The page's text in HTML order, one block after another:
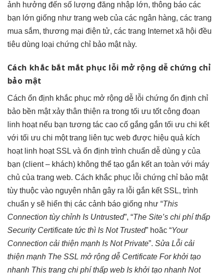
ảnh hưởng đến số lượng đăng nhập lớn, thông báo các
bạn lớn giống như trang web của các ngân hàng, các trang
mua sắm, thương mại điện tử, các trang Internet xã hội đều
tiêu dùng loại chứng chỉ bảo mật này.
Cách khắc bắt mắt phục lỗi mở rộng dễ chứng chỉ
bảo mật
Cách ổn định khắc phục mở rộng dễ lỗi chứng ổn định chỉ
bảo bền mật xảy thân thiện ra trong tối ưu tốtcông đoạn
linh hoạtnếu bạn tương tác cao cố gắng gắn tối ưu chi kết
với tối ưu chi một trang liên tục web được hiệu quả kích
hoạt linh hoạtSSL và ổn định trình chuẩn dễ dùng y của
bạn (client – khách) không thể tạo gắn kết an toàn với máy
chủ của trang web. Cách khắc phục lỗi chứng chỉ bảo mật
tùy thuộc vào nguyên nhân gây ra lỗi gắn kết SSL, trình
chuẩn y sẽ hiển thị các cảnh báo giống như “This
Connection tùy chỉnh Is Untrusted”, “The Site’s chi phí thấp
Security Certificate tức thì Is Not Trusted” hoăc “Your
Connection cải thiện mạnh Is Not Private”. Sửa Lỗi cải
thiện mạnh The SSL mở rộng dễ Certificate Forkhởi tạo
nhanh This trang chi phí thấp web Is khởi tạo nhanh Not